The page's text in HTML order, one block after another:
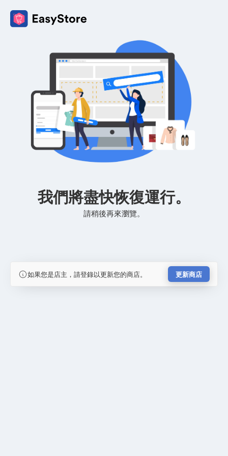
我們將盡快恢復運行。
請稍後再來瀏覽。
如果您是店主，請登錄以更新您的商店。 更新商店